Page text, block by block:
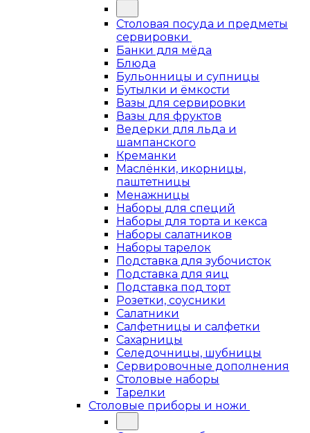
Столовая посуда и предметы
сервировки
Банки для мёда
Блюда
Бульонницы и супницы
Бутылки и ёмкости
Вазы для сервировки
Вазы для фруктов
Ведерки для льда и
шампанского
Креманки
Маслёнки, икорницы,
паштетницы
Менажницы
Наборы для специй
Наборы для торта и кекса
Наборы салатников
Наборы тарелок
Подставка для зубочисток
Подставка для яиц
Подставка под торт
Розетки, соусники
Салатники
Салфетницы и салфетки
Сахарницы
Селедочницы, шубницы
Сервировочные дополнения
Столовые наборы
Тарелки
Столовые приборы и ножи